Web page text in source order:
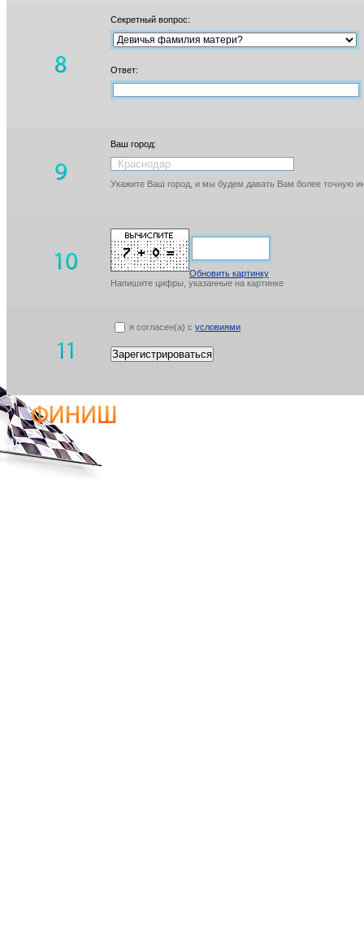
Секретный вопрос:
Ответ:
Ваш город:
Укажите Ваш город, и мы будем давать Вам более точную
Обновить картинку
Напишите цифры, указанные на картинке
я согласен(а) с условиями
Зарегистрироваться